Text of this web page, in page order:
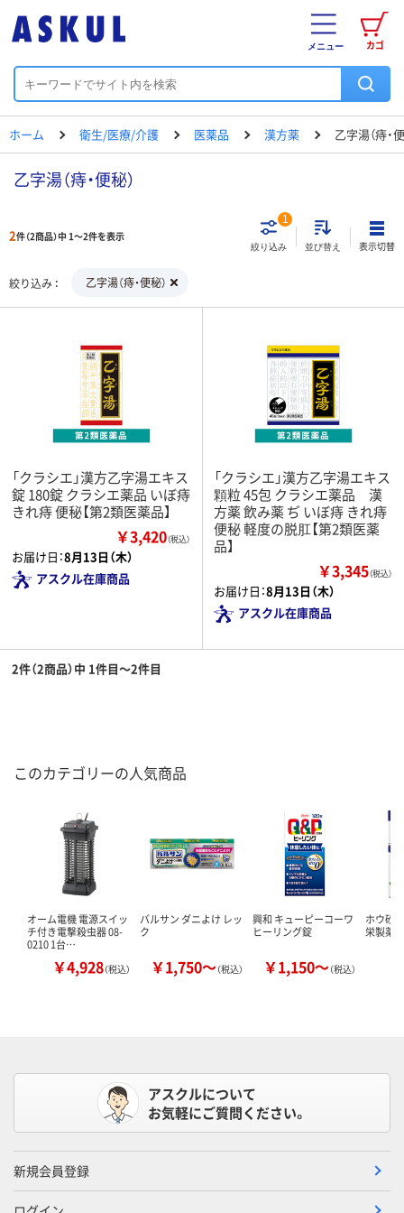
カゴ
メニュー
ホーム 衛生/医療/介護 医薬品 漢方薬 乙字湯（痔・
乙字湯（痔・便秘）
2件（2商品）中 1～2件を表示
絞り込み
1
並び替え 表示切替
絞り込み 乙字湯（痔・便秘）
「クラシエ」漢方乙字湯エキス
錠 180錠 クラシエ薬品 いぼ痔
きれ痔 便秘【第2類医薬品】
￥3,420（税込）
お届け日：8月13日（木）
アスクル在庫商品
「クラシエ」漢方乙字湯エキス
顆粒 45包 クラシエ薬品 漢
方薬 飲み薬 ぢ いぼ痔 きれ痔
便秘 軽度の脱肛【第2類医薬
品】
￥3,345（税込）
お届け日：8月13日（木）
アスクル在庫商品
2件（2商品）中 1件目～2件目
このカテゴリーの人気商品
オーム電機 電源スイッ
チ付き電撃殺虫器 08-
0210 1台…
￥4,928（税込）
バルサン ダニよけ レッ
ク
￥1,750～（税込）
興和 キューピーコーワ
ヒーリング錠
￥1,150～（税込）
ホウ砂（
栄製薬
アスクルについて
お気軽にご質問ください。
新規会員登録